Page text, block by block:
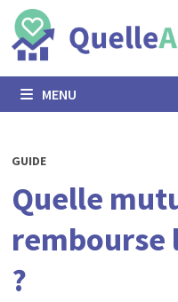
Passer
au
contenu
MENU
GUIDE
Quelle
rembourse
?